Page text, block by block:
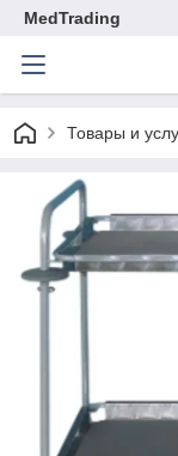
MedTrading
Товары и